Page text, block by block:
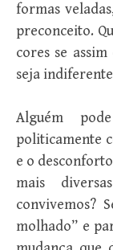
formas
preconceito.
cores se
seja
Alguém
politicamente
e o
mais
convivemos?
molhado” e